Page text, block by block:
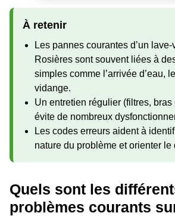
À retenir
Les pannes courantes d’un
Rosières sont souvent liées à
simples comme l’arrivée d’eau,
vidange.
Un entretien régulier (filtres,
évite de nombreux
Les codes erreurs aident à
nature du problème et orienter le
Quels sont les
problèmes courants